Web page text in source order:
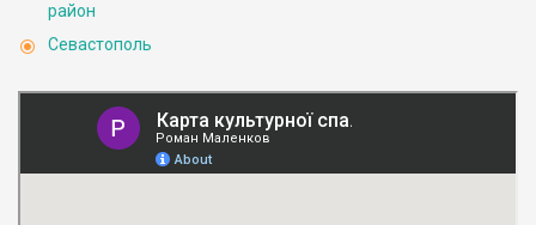
район
Севастополь